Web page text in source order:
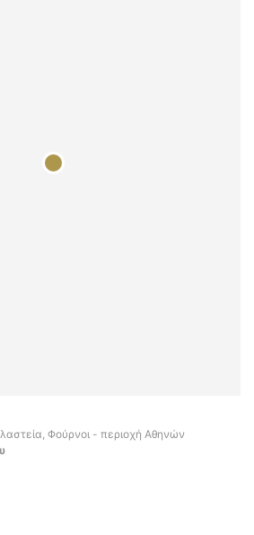
Φούρνοι - περιοχή Αθηνών